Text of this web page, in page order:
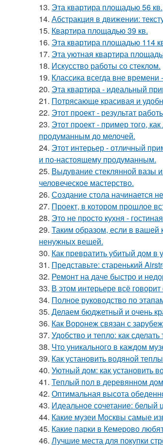
13. Эта квартира площадью 56 кв.
14. Абстракция в движении:
15. Квартира площадью 39 кв.
16. Эта квартира площадью 114
17. Эта уютная квартира
18. Искусство работы со стеклом.
19. Классика всегда вне
20. Эта квартира - идеальный
21. Потрясающе красивая и
22. Этот проект - результат
23. Этот проект - пример того,
продуманным до мелочей.
24. Этот интерьер - отличный
и по-настоящему продуманным.
25. Выдувание стеклянной вазы
человеческое мастерство.
26. Создание стола начинается
27. Проект, в котором прошлое
28. Это не просто кухня -
29. Таким образом, если в вашей
ненужных вещей.
30. Как превратить убитый дом в
31. Представьте: старенький
32. Ремонт на даче быстро и
33. В этом интерьере всё
34. Полное руководство по
35. Делаем бюджетный и очень
36. Как Воронеж связан с
37. Удобство и тепло: как
38. Что уникального в каждом
39. Как установить водяной
40. Уютный дом: как установить
41. Теплый пол в деревянном
42. Оптимальная высота
43. Идеальное сочетание: белый
44. Какие музеи Москвы самые
45. Какие парки в Кемерово
46. Лучшие места для покупки